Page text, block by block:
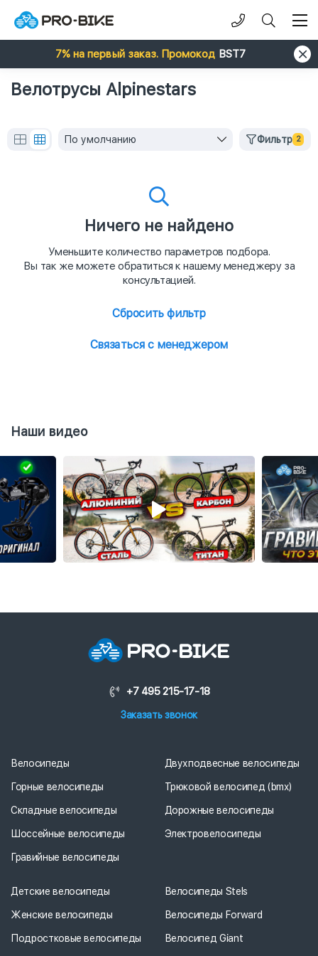
7% на первый заказ. Промокод BST7
Велотрусы Alpinestars
По умолчанию Фильтр 2
Ничего не найдено
Уменьшите количество параметров подбора.
Вы так же можете обратиться к нашему менеджеру за
консультацией.
Сбросить фильтр
Связаться с менеджером
Наши видео
+7 495 215-17-18
Заказать звонок
Велосипеды
Горные велосипеды
Складные велосипеды
Шоссейные велосипеды
Гравийные велосипеды
Двухподвесные велосипеды
Трюковой велосипед (bmx)
Дорожные велосипеды
Электровелосипеды
Детские велосипеды
Женские велосипеды
Подростковые велосипеды
Велосипеды Stels
Велосипеды Forward
Велосипед Giant